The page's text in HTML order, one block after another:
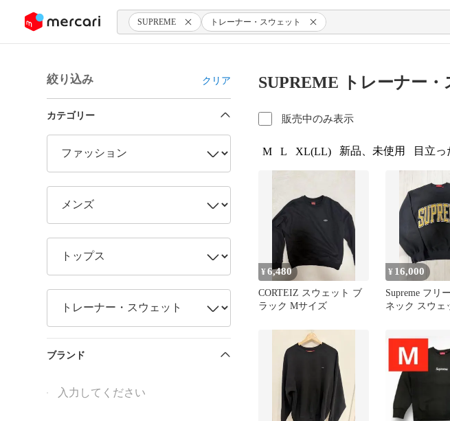
ツにスキップ SUPREME トレーナー・スウェット
絞り込み クリア
カテゴリー
ブランド
SUPREME トレーナー
販売中のみ表示
M L XL(LL) 新品、未使用 目立
¥6,480
CORTEIZ スウェット ブ
ラック Mサイズ
¥ 16,000
Supreme フリ
ネック スウェ